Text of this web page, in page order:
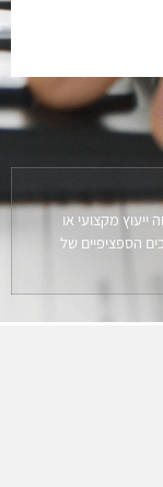
מקצועי או
הספציפיים של